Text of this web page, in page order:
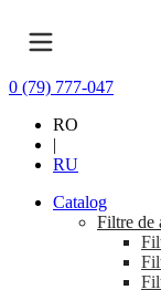
0 (79) 777-047
RO
|
RU
Catalog
Filtre de